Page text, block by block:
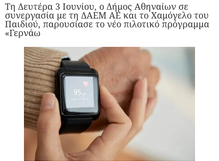
Τη Δευτέρα 3 Ιουνίου, ο Δήμος Αθηναίων σε
συνεργασία με τη ΔΑΕΜ ΑΕ και το Χαμόγελο του
Παιδιού, παρουσίασε το νέο πιλοτικό πρόγραμμα
«Γερνάω